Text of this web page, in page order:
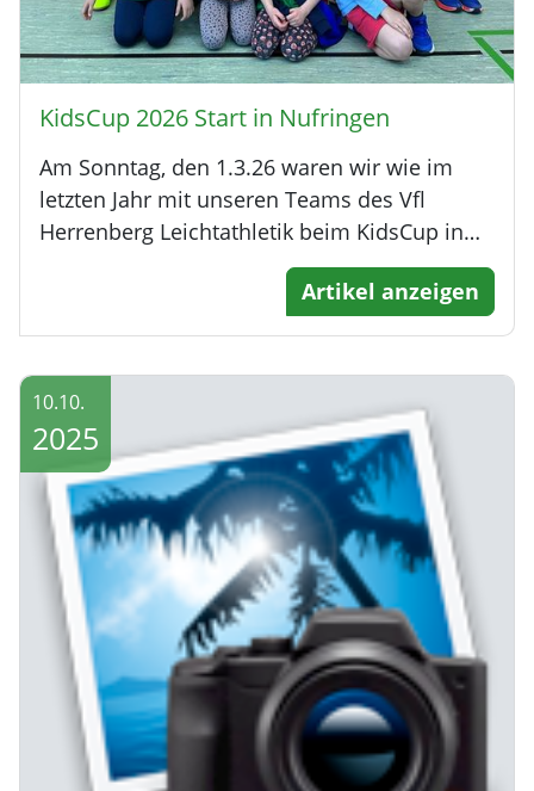
KidsCup 2026 Start in Nufringen
Am Sonntag, den 1.3.26 waren wir wie im
letzten Jahr mit unseren Teams des Vfl
Herrenberg Leichtathletik beim KidsCup in…
Artikel anzeigen
10.10.
2025